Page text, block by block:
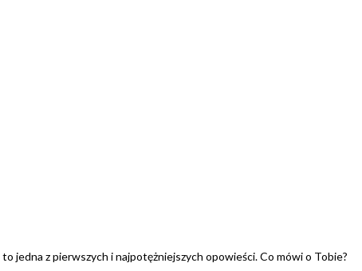
jedna z pierwszych i najpotężniejszych opowieści. Co mówi o Tobie?